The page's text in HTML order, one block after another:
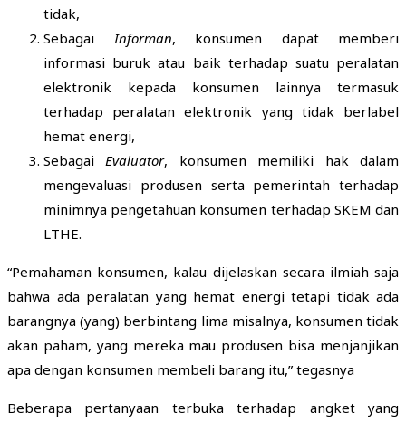
tidak,
SebagaiInforman, konsumen dapat memberi
informasi buruk atau baik terhadap suatu peralatan
elektronik kepada konsumen lainnya termasuk
terhadap peralatan elektronik yang tidak berlabel
hemat energi,
SebagaiEvaluator, konsumen memiliki hak dalam
mengevaluasi produsen serta pemerintah terhadap
minimnya pengetahuan konsumen terhadap SKEM dan
LTHE.
“Pemahaman konsumen, kalau dijelaskan secara ilmiah saja
bahwa ada peralatan yang hemat energi tetapi tidak ada
barangnya (yang) berbintang lima misalnya, konsumen tidak
akan paham, yang mereka mau produsen bisa menjanjikan
apa dengan konsumen membeli barang itu,” tegasnya
Beberapa pertanyaan terbuka terhadap angket yang